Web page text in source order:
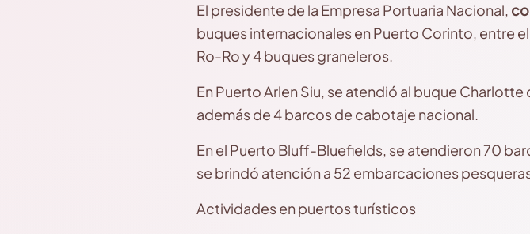
El presidente de la Empresa Portuaria Nacional,
buques internacionales en Puerto Corinto, entre
Ro-Ro y 4 buques graneleros.
En Puerto Arlen Siu, se atendió al buque
además de 4 barcos de cabotaje nacional.
En el Puerto Bluff-Bluefields, se atendieron 70
se brindó atención a 52 embarcaciones
Actividades en puertos turísticos